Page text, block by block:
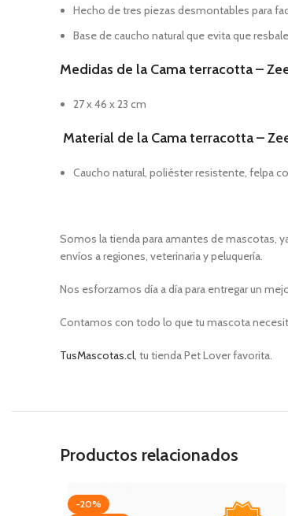
Hecho de tres piezas desmontables para
Base de caucho natural que evita que resbale
Medidas de la Cama terracotta –
27 x 46 x 23 cm
Material de la Cama terracotta –
Caucho natural, poliéster resistente, felpa
Somos la tienda para amantes de mascotas,
envíos a regiones, veterinaria y peluquería.
Nos esforzamos día a día para entregar un
Contamos con todo lo que tu mascota
TusMascotas.cl, tu tienda Pet Lover favorita.
Productos relacionados
-20%